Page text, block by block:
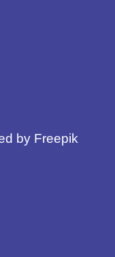
by Freepik